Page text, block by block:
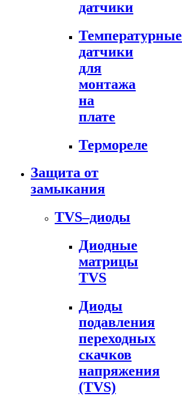
датчики
Температурные
датчики
для
монтажа
на
плате
Термореле
Защита от
замыкания
TVS–диоды
Диодные
матрицы
TVS
Диоды
подавления
переходных
скачков
напряжения
(TVS)